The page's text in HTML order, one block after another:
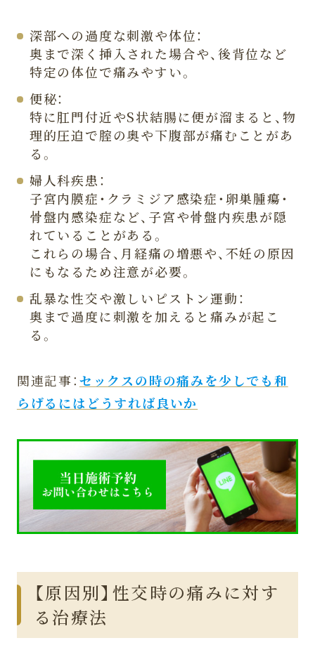
深部への過度な刺激や体位：
奥まで深く挿入された場合や、後背位など
特定の体位で痛みやすい。
便秘：
特に肛門付近やS状結腸に便が溜まると、物
理的圧迫で腟の奥や下腹部が痛むことがあ
る。
婦人科疾患：
子宮内膜症・クラミジア感染症・卵巣腫瘍・
骨盤内感染症など、子宮や骨盤内疾患が隠
れていることがある。
これらの場合、月経痛の増悪や、不妊の原因
にもなるため注意が必要。
乱暴な性交や激しいピストン運動：
奥まで過度に刺激を加えると痛みが起こ
る。
関連記事：セックスの時の痛みを少しでも和
らげるにはどうすれば良いか
【原因別】性交時の痛みに対す
る治療法